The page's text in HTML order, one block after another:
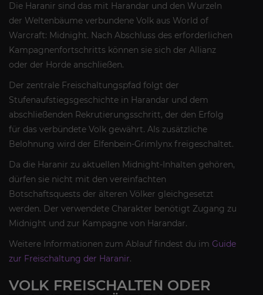
Die Haranir sind das mit Harandar und den Wurzeln
der Weltenbäume verbundene Volk aus World of
Warcraft: Midnight. Nach Abschluss des erforderlichen
Kampagnenfortschritts können sie sich der Allianz
oder der Horde anschließen.
Der zentrale Freischaltungspfad folgt der
Stufenaufstiegsgeschichte in Harandar und dem
abschließenden Rekrutierungsschritt, der den Erfolg
für das verbündete Volk gewährt. Als zusätzliche
Belohnung wird der Elfenbein-Grimlynx freigeschaltet.
Da die Haranir zu aktuellen Midnight-Inhalten gehören,
dürfen sie nicht mit den vereinfachten
Botschaftsquests der älteren Völker gleichgesetzt
werden. Der verwendete Charakter benötigt Zugang zu
Midnight und zur Kampagne von Harandar.
Weitere Informationen zum Ablauf findest du im Guide
zur Freischaltung der Haranir.
VOLK FREISCHALTEN ODER